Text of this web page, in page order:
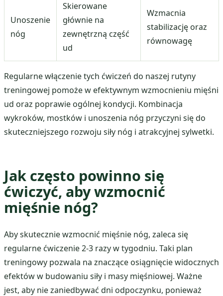
Unoszenie
nóg
Skierowane
głównie na
zewnętrzną część
ud
Wzmacnia
stabilizację oraz
równowagę
Regularne włączenie tych ćwiczeń do naszej rutyny
treningowej pomoże w efektywnym wzmocnieniu mięśni
ud oraz poprawie ogólnej kondycji. Kombinacja
wykroków, mostków i unoszenia nóg przyczyni się do
skuteczniejszego rozwoju siły nóg i atrakcyjnej sylwetki.
Jak często powinno się
ćwiczyć, aby wzmocnić
mięśnie nóg?
Aby skutecznie wzmocnić mięśnie nóg, zaleca się
regularne ćwiczenie 2-3 razy w tygodniu. Taki plan
treningowy pozwala na znaczące osiągnięcie widocznych
efektów w budowaniu siły i masy mięśniowej. Ważne
jest, aby nie zaniedbywać dni odpoczynku, ponieważ